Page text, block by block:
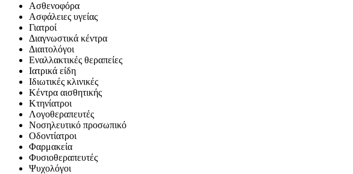
Ασθενοφόρα
Ασφάλειες υγείας
Γιατροί
Διαγνωστικά κέντρα
Διαιτολόγοι
Εναλλακτικές θεραπείες
Ιατρικά είδη
Ιδιωτικές κλινικές
Κέντρα αισθητικής
Κτηνίατροι
Λογοθεραπευτές
Νοσηλευτικό προσωπικό
Οδοντίατροι
Φαρμακεία
Φυσιοθεραπευτές
Ψυχολόγοι